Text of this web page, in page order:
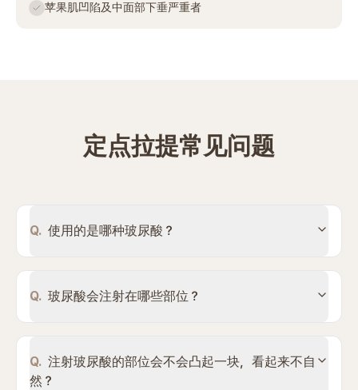
苹果肌凹陷及中面部下垂严重者
定点拉提常见问题
Q. 使用的是哪种玻尿酸？
Q. 玻尿酸会注射在哪些部位？
Q. 注射玻尿酸的部位会不会凸起一块，看起来不自
然？